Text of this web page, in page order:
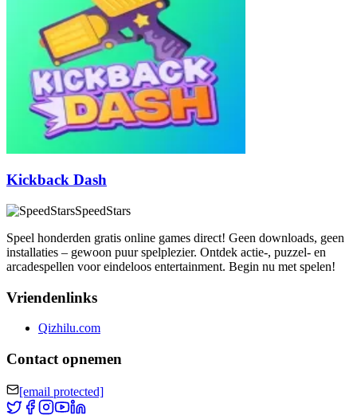
Kickback Dash
SpeedStars
Speel honderden gratis online games direct! Geen downloads, geen
installaties – gewoon puur spelplezier. Ontdek actie-, puzzel- en
arcadespellen voor eindeloos entertainment. Begin nu met spelen!
Vriendenlinks
Qizhilu.com
Contact opnemen
[email protected]